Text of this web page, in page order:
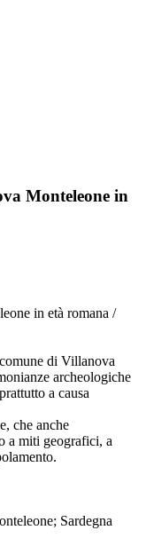
Monteleone in
in età romana /
di Villanova
archeologiche
a causa
che anche
a miti geografici, a
Sardegna